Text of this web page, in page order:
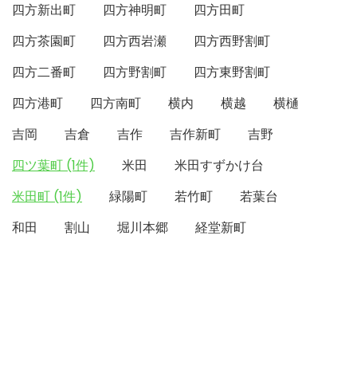
四方新出町
四方神明町
四方田町
四方茶園町
四方西岩瀬
四方西野割町
四方二番町
四方野割町
四方東野割町
四方港町
四方南町 横内 横越
横樋
吉岡
吉倉 吉作 吉作新町
吉野
四ツ葉町 (1件)
米田
米田すずかけ台
米田町 (1件)
緑陽町 若竹町
若葉台
和田
割山 堀川本郷 経堂新町